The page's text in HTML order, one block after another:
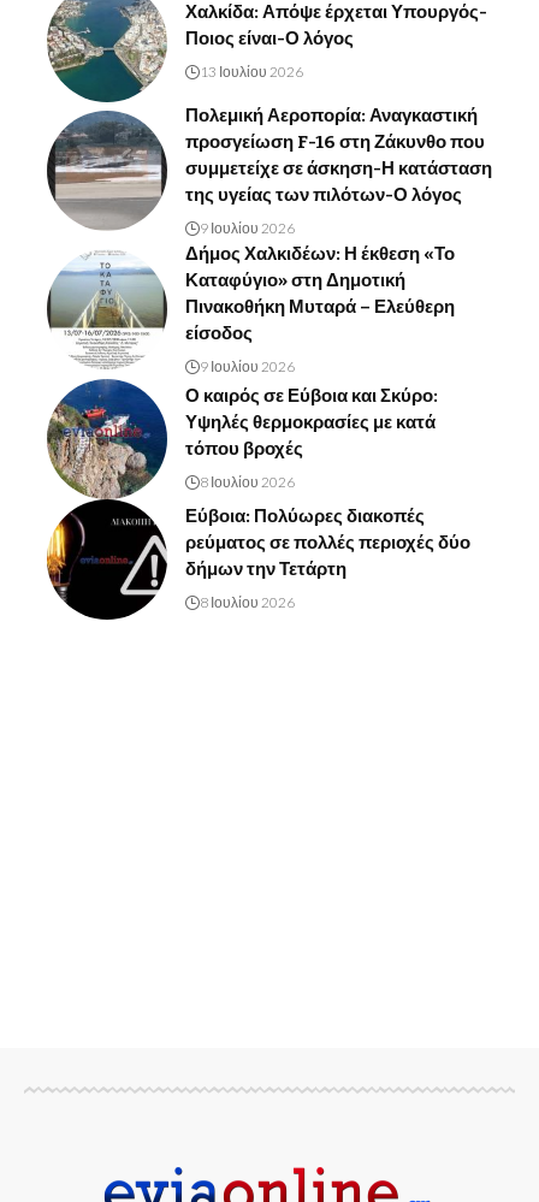
Χαλκίδα: Απόψε έρχεται Υπουργός-
Ποιος είναι-Ο λόγος
13 Ιουλίου 2026
Πολεμική Αεροπορία: Αναγκαστική
προσγείωση F-16 στη Ζάκυνθο που
συμμετείχε σε άσκηση-Η κατάσταση
της υγείας των πιλότων-Ο λόγος
9 Ιουλίου 2026
Δήμος Χαλκιδέων: Η έκθεση «Το
Καταφύγιο» στη Δημοτική
Πινακοθήκη Μυταρά – Ελεύθερη
είσοδος
9 Ιουλίου 2026
Ο καιρός σε Εύβοια και Σκύρο:
Υψηλές θερμοκρασίες με κατά
τόπου βροχές
8 Ιουλίου 2026
Εύβοια: Πολύωρες διακοπές
ρεύματος σε πολλές περιοχές δύο
δήμων την Τετάρτη
8 Ιουλίου 2026